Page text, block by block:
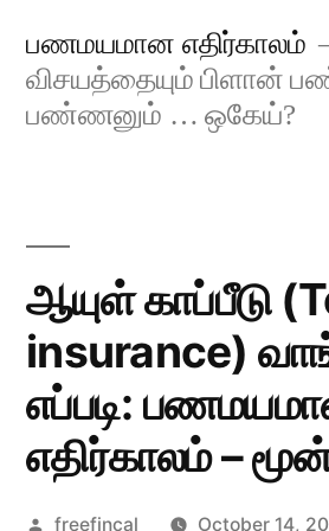
content
பணமயமான எதிர்காலம்
விசயத்தையும் பிளான்
பண்ணனும் … ஒகேய்?
ஆயுள் காப்பீடு
insurance)
எப்படி:
எதிர்காலம் –
Posted
freefincal October 14,